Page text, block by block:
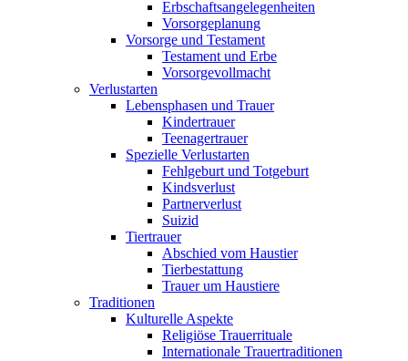
Erbschaftsangelegenheiten
Vorsorgeplanung
Vorsorge und Testament
Testament und Erbe
Vorsorgevollmacht
Verlustarten
Lebensphasen und Trauer
Kindertrauer
Teenagertrauer
Spezielle Verlustarten
Fehlgeburt und Totgeburt
Kindsverlust
Partnerverlust
Suizid
Tiertrauer
Abschied vom Haustier
Tierbestattung
Trauer um Haustiere
Traditionen
Kulturelle Aspekte
Religiöse Trauerrituale
Internationale Trauertraditionen